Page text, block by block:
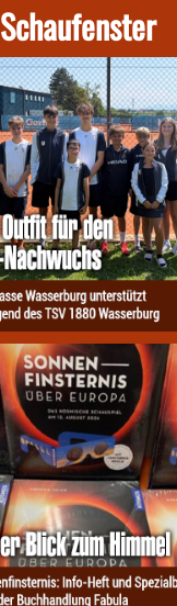
Schaufenster